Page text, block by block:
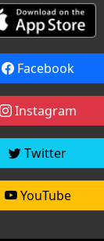
Facebook
Instagram
Twitter
YouTube